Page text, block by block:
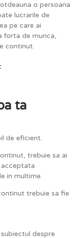
o persoana
lucrarile de
pe care ai
forta de munca,
continut.
ta
de eficient.
trebuie sa ai
acceptata
in multime.
trebuie sa fie
despre